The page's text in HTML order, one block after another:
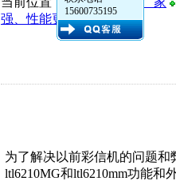
强、性能更稳定
为了解决以前彩信机的问题和
ltl6210MG和ltl6210mm功能和
15600735195